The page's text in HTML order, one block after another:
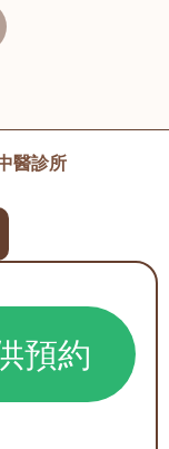
醫診所
預約